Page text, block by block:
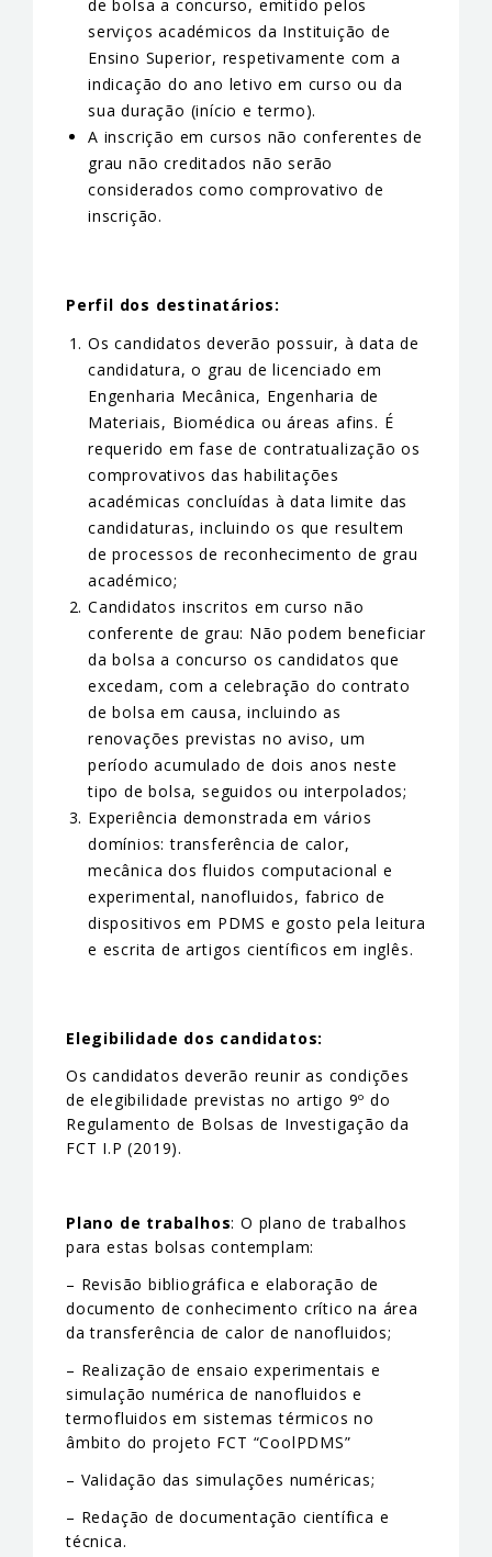
de bolsa a concurso, emitido pelos
serviços académicos da Instituição de
Ensino Superior, respetivamente com a
indicação do ano letivo em curso ou da
sua duração (início e termo).
A inscrição em cursos não conferentes de
grau não creditados não serão
considerados como comprovativo de
inscrição.
Perfil dos destinatários:
Os candidatos deverão possuir, à data de
candidatura, o grau de licenciado em
Engenharia Mecânica, Engenharia de
Materiais, Biomédica ou áreas afins. É
requerido em fase de contratualização os
comprovativos das habilitações
académicas concluídas à data limite das
candidaturas, incluindo os que resultem
de processos de reconhecimento de grau
académico;
Candidatos inscritos em curso não
conferente de grau: Não podem beneficiar
da bolsa a concurso os candidatos que
excedam, com a celebração do contrato
de bolsa em causa, incluindo as
renovações previstas no aviso, um
período acumulado de dois anos neste
tipo de bolsa, seguidos ou interpolados;
Experiência demonstrada em vários
domínios: transferência de calor,
mecânica dos fluidos computacional e
experimental, nanofluidos, fabrico de
dispositivos em PDMS e gosto pela leitura
e escrita de artigos científicos em inglês.
Elegibilidade dos candidatos:
Os candidatos deverão reunir as condições
de elegibilidade previstas no artigo 9º do
Regulamento de Bolsas de Investigação da
FCT I.P (2019).
Plano de trabalhos: O plano de trabalhos
para estas bolsas contemplam:
– Revisão bibliográfica e elaboração de
documento de conhecimento crítico na área
da transferência de calor de nanofluidos;
– Realização de ensaio experimentais e
simulação numérica de nanofluidos e
termofluidos em sistemas térmicos no
âmbito do projeto FCT “CoolPDMS”
– Validação das simulações numéricas;
– Redação de documentação científica e
técnica.